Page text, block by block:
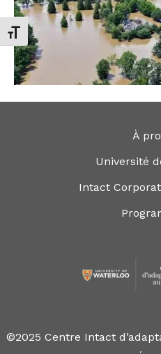
Changer la taille de la police
À
Université
Intact
©2025 Centre Intact